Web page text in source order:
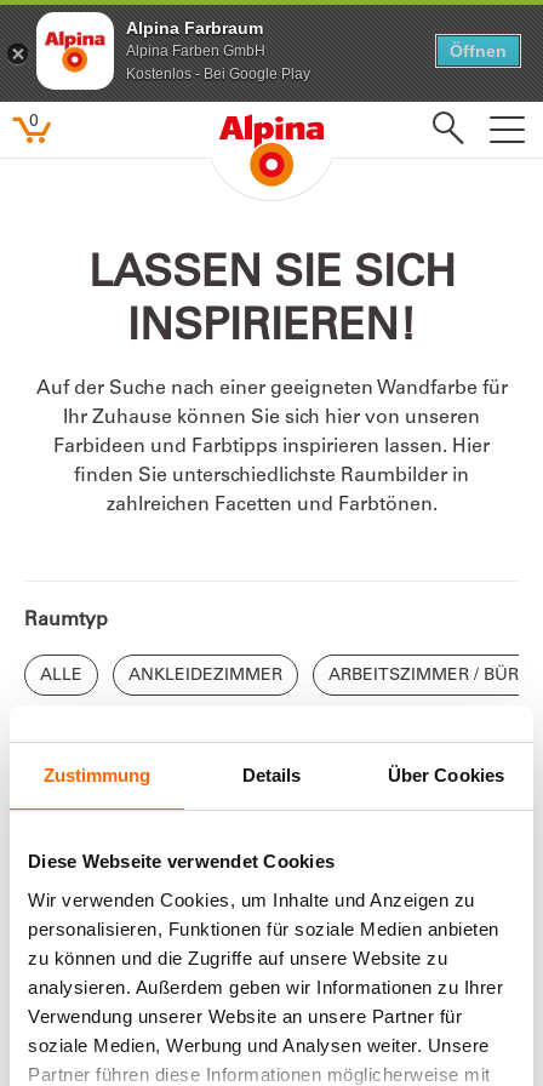
Zustimmung Details Über Cookies
Diese Webseite verwendet Cookies
Wir verwenden Cookies, um Inhalte und Anzeigen zu
personalisieren, Funktionen für soziale Medien anbieten
zu können und die Zugriffe auf unsere Website zu
analysieren. Außerdem geben wir Informationen zu Ihrer
Verwendung unserer Website an unsere Partner für
soziale Medien, Werbung und Analysen weiter. Unsere
Partner führen diese Informationen möglicherweise mit
Beliebte Suchbegriffe
Kinderzimmer
Farbenfreunde
0
LASSEN SIE SICH
INSPIRIEREN!
Auf der Suche nach einer geeigneten Wandfarbe für
Ihr Zuhause können Sie sich hier von unseren
Farbideen und Farbtipps inspirieren lassen. Hier
finden Sie unterschiedlichste Raumbilder in
zahlreichen Facetten und Farbtönen.
Raumtyp
ALLE ANKLEIDEZIMMER ARBEITSZIMMER / BÜRO
ANGEZEIGT0von0 Inspirationen
Alpina Farbraum
Alpina Farben GmbH
Kostenlos - Bei Google Play
Öffnen
Alpina Farbraum
Alpina Farben GmbH
Kostenlos - Bei Google Play
Öffnen